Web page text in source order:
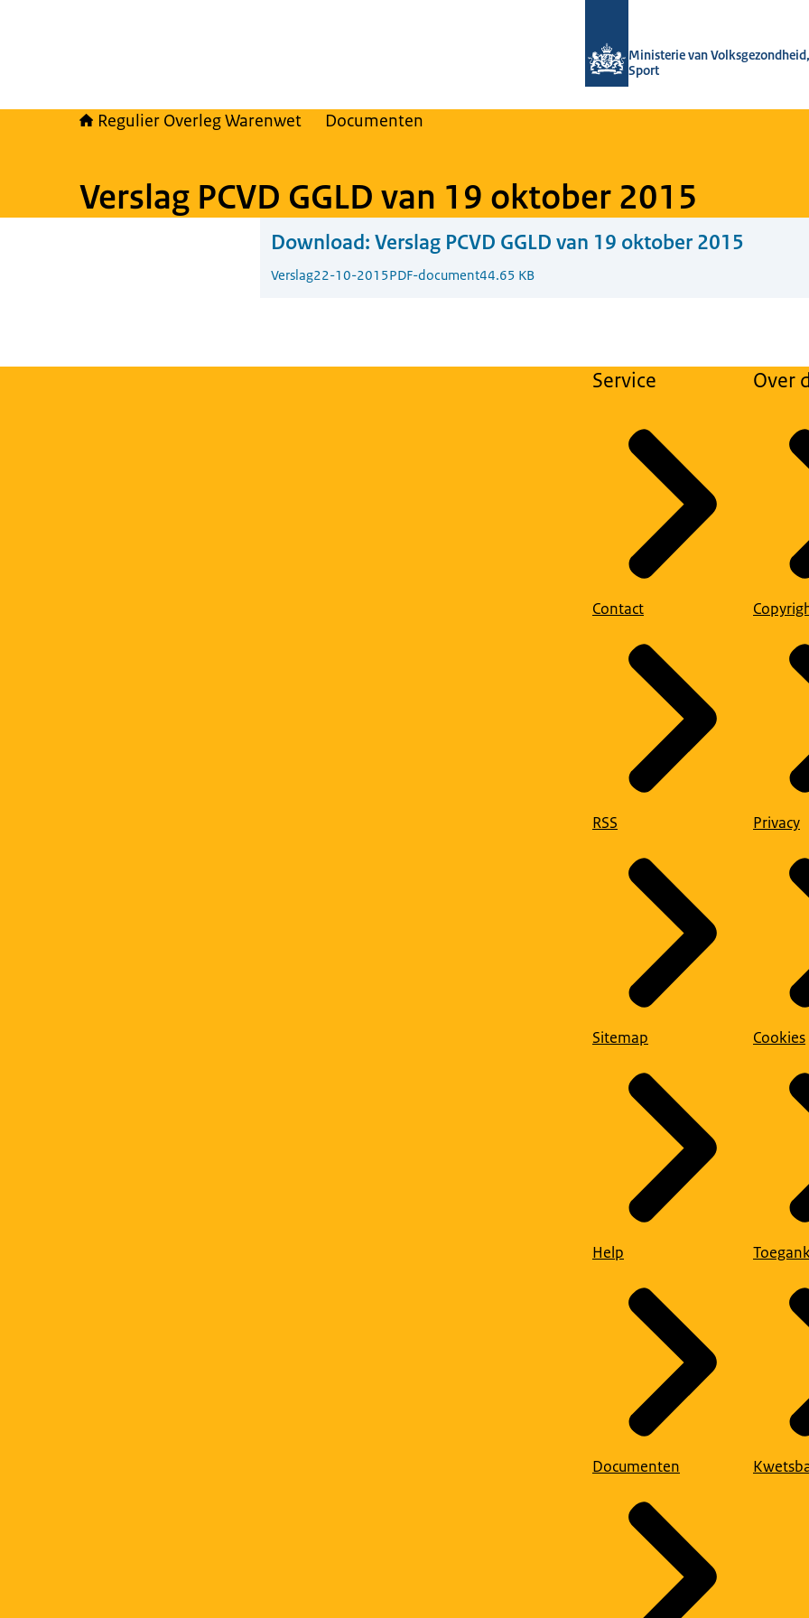
Ministerie van
Sport
Regulier Overleg Warenwet Documenten
Verslag PCVD GGLD van 19 oktober 2015
Download: Verslag PCVD GGLD van 19 oktober 2015
Verslag22-10-2015PDF-document44.65 KB
Service
Contact
RSS
Sitemap
Help
Documenten
Over
Privacy
Cookies